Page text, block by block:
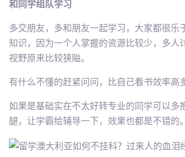
和同学组队学习
多交朋友，多和朋友一起学习，大家都很乐
知识，因为一个人掌握的资源比较少，多人
视野原来比较狭隘。
有什么不懂的赶紧问问，比自己看书效率高
如果是基础实在不太好转专业的同学可以多
腿，让学霸给辅导一下，效果也都是不错的。